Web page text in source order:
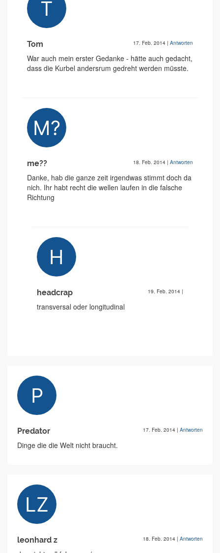
Tom 17. Feb. 2014 | Antworten
War auch mein erster Gedanke - hätte auch gedacht,
dass die Kurbel andersrum gedreht werden müsste.
me?? 18. Feb. 2014 | Antworten
Danke, hab die ganze zeit irgendwas stimmt doch da
nich. Ihr habt recht die wellen laufen in die falsche
Richtung
headcrap 19. Feb. 2014 |
transversal oder longitudinal
Predator 17. Feb. 2014 | Antworten
Dinge die die Welt nicht braucht.
leonhard z 18. Feb. 2014 | Antworten